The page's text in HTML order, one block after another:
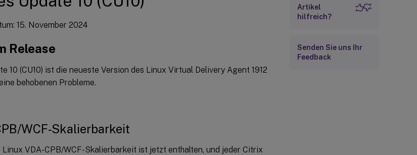
15. November 2024
Release
10 (CU10) ist die neueste Version des Linux Virtual Delivery Agent 1912
behobenen Probleme.
WCF-Skalierbarkeit
VDA-CPB/WCF-Skalierbarkeit ist jetzt enthalten, und jeder Citrix
Artikel
hilfreich?
Senden Sie uns Ihr
Feedback